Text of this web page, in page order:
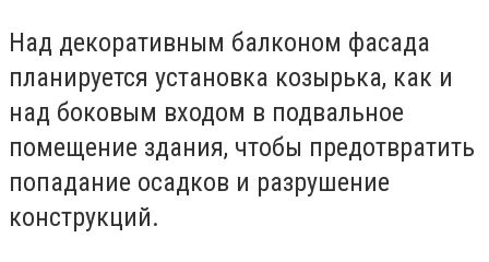
Над декоративным балконом фасада
планируется установка козырька, как и
над боковым входом в подвальное
помещение здания, чтобы предотвратить
попадание осадков и разрушение
конструкций.